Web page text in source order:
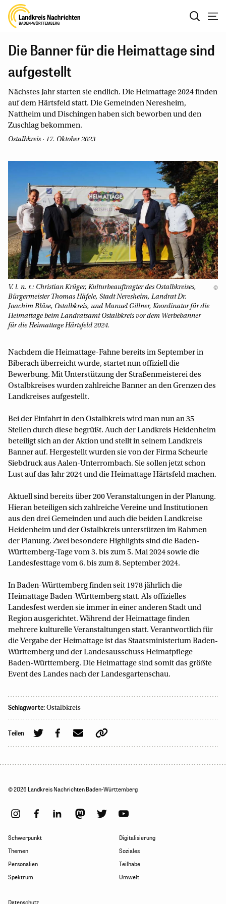
Die Banner für die Heimattage sind
aufgestellt
Nächstes Jahr starten sie endlich. Die Heimattage 2024 finden
auf dem Härtsfeld statt. Die Gemeinden Neresheim,
Nattheim und Dischingen haben sich beworben und den
Zuschlag bekommen.
Ostalbkreis · 17. Oktober 2023
V. l. n. r.: Christian Krüger, Kulturbeauftragter des Ostalbkreises,
Bürgermeister Thomas Häfele, Stadt Neresheim, Landrat Dr.
Joachim Bläse, Ostalbkreis, und Manuel Gillner, Koordinator für die
Heimattage beim Landratsamt Ostalbkreis vor dem Werbebanner
für die Heimattage Härtsfeld 2024.
©
Nachdem die Heimattage-Fahne bereits im September in
Biberach überreicht wurde, startet nun offiziell die
Bewerbung. Mit Unterstützung der Straßenmeisterei des
Ostalbkreises wurden zahlreiche Banner an den Grenzen des
Landkreises aufgestellt.
Bei der Einfahrt in den Ostalbkreis wird man nun an 35
Stellen durch diese begrüßt. Auch der Landkreis Heidenheim
beteiligt sich an der Aktion und stellt in seinem Landkreis
Banner auf. Hergestellt wurden sie von der Firma Scheurle
Siebdruck aus Aalen-Unterrombach. Sie sollen jetzt schon
Lust auf das Jahr 2024 und die Heimattage Härtsfeld machen.
Aktuell sind bereits über 200 Veranstaltungen in der Planung.
Hieran beteiligen sich zahlreiche Vereine und Institutionen
aus den drei Gemeinden und auch die beiden Landkreise
Heidenheim und der Ostalbkreis unterstützen im Rahmen
der Planung. Zwei besondere Highlights sind die Baden-
Württemberg-Tage vom 3. bis zum 5. Mai 2024 sowie die
Landesfesttage vom 6. bis zum 8. September 2024.
In Baden-Württemberg finden seit 1978 jährlich die
Heimattage Baden-Württemberg statt. Als offizielles
Landesfest werden sie immer in einer anderen Stadt und
Region ausgerichtet. Während der Heimattage finden
mehrere kulturelle Veranstaltungen statt. Verantwortlich für
die Vergabe der Heimattage ist das Staatsministerium Baden-
Württemberg und der Landesausschuss Heimatpflege
Baden-Württemberg. Die Heimattage sind somit das größte
Event des Landes nach der Landesgartenschau.
Schlagworte: Ostalbkreis
Teilen
Schwerpunkt
Themen
Personalien
Spektrum
Digitalisierung
Soziales
Teilhabe
Umwelt
Datenschutz
© 2026 Landkreis Nachrichten Baden-Württemberg